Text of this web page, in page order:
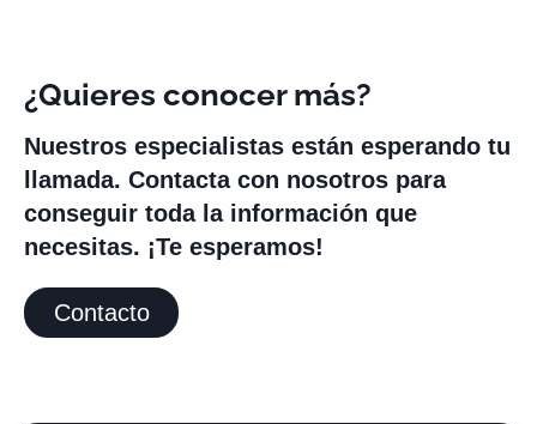
¿Quieres conocer más?
Nuestros especialistas están esperando tu
llamada. Contacta con nosotros para
conseguir toda la información que
necesitas. ¡Te esperamos!
Contacto